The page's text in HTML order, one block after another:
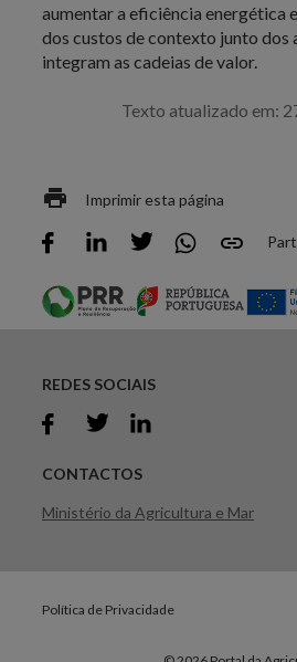
aumentar a eficiência energética
dos custos de contexto junto dos
integram as cadeias de valor.
Texto atualizado em:
Imprimir esta página
REDES SOCIAIS
CONTACTOS
Ministério da Agricultura e Mar
Política de Privacidade